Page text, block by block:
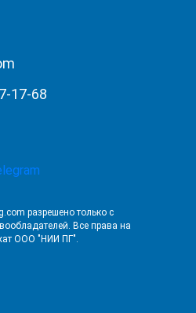
17-68
разрешено только с
Все права на
ООО "НИИ ПГ".